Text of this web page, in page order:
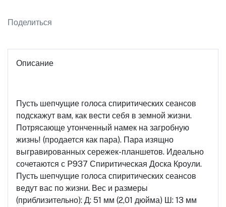
Поделиться
Описание
Пусть шепчущие голоса спиритических сеансов
подскажут вам, как вести себя в земной жизни.
Потрясающе утонченный намек на загробную
жизнь! (продается как пара). Пара изящно
выгравированных сережек-планшетов. Идеально
сочетаются с P937 Спиритическая Доска Кроули.
Пусть шепчущие голоса спиритических сеансов
ведут вас по жизни. Вес и размеры
(приблизительно): Д: 51 мм (2,01 дюйма) Ш: 13 мм